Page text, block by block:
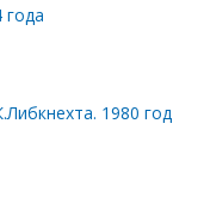
года
1980 год